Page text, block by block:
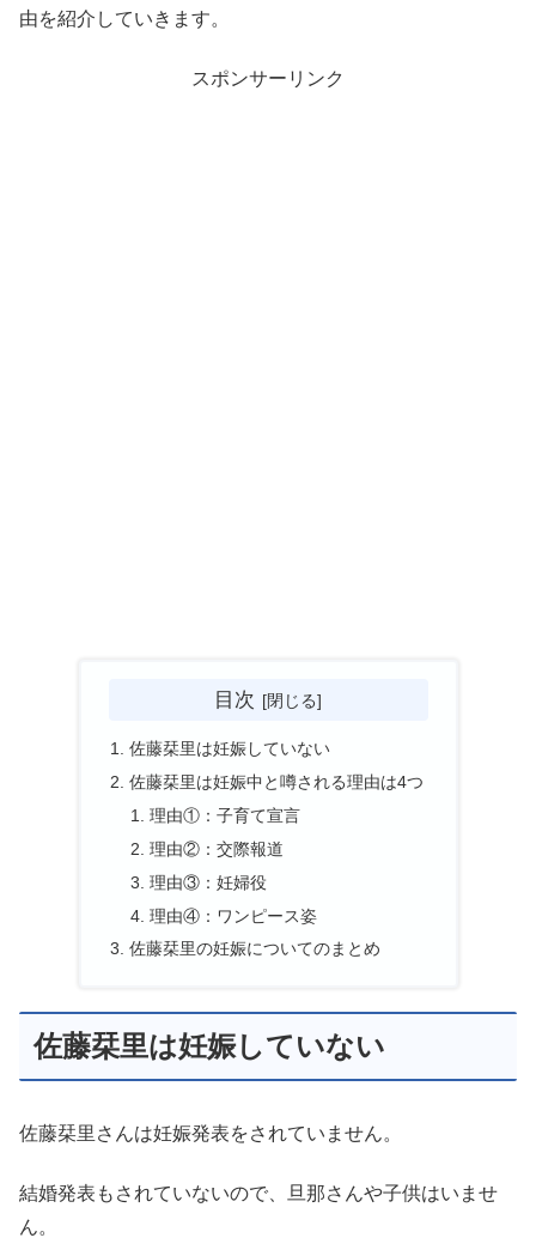
由を紹介していきます。
スポンサーリンク
目次
佐藤栞里は妊娠していない
佐藤栞里は妊娠中と噂される理由は4つ
理由①：子育て宣言
理由②：交際報道
理由③：妊婦役
理由④：ワンピース姿
佐藤栞里の妊娠についてのまとめ
佐藤栞里は妊娠していない
佐藤栞里さんは妊娠発表をされていません。
結婚発表もされていないので、旦那さんや子供はいませ
ん。